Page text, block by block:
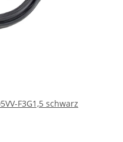
F3G1,5 schwarz